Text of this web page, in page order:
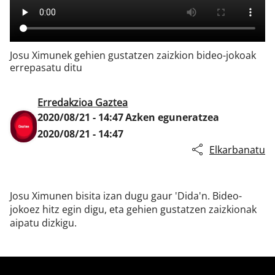
Josu Ximunek gehien gustatzen zaizkion bideo-jokoak
errepasatu ditu
Erredakzioa Gaztea
2020/08/21 - 14:47Azken eguneratzea
2020/08/21 - 14:47
Elkarbanatu
Josu Ximunen bisita izan dugu gaur 'Dida'n. Bideo-
jokoez hitz egin digu, eta gehien gustatzen zaizkionak
aipatu dizkigu.